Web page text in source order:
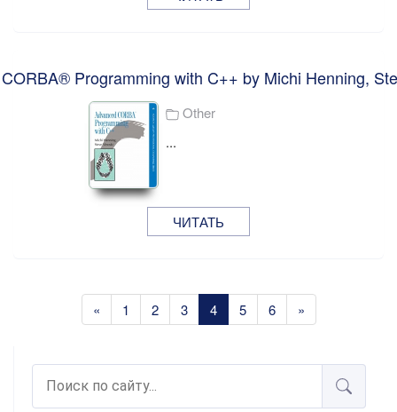
Programming with C++ by Michi Henning,
Other
...
ЧИТАТЬ
« 1 2 3 4 5 6 »